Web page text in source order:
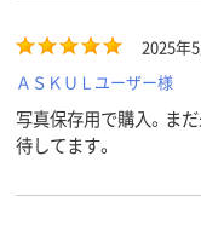
2025年
ＡＳＫＵＬユーザー様
写真保存用で購入。ま
待してます。